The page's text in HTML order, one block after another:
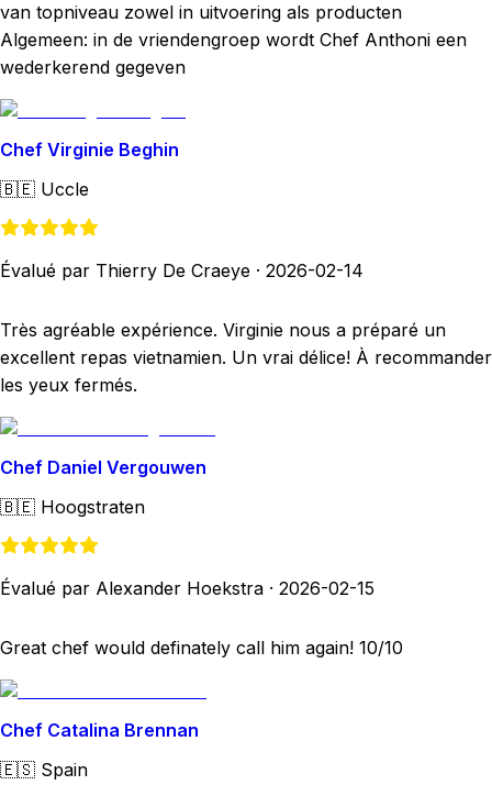
van topniveau zowel in uitvoering als producten
Algemeen: in de vriendengroep wordt Chef Anthoni een
wederkerend gegeven
Chef Virginie Beghin
🇧🇪 Uccle
Évalué par Thierry De Craeye · 2026-02-14
Très agréable expérience. Virginie nous a préparé un
excellent repas vietnamien. Un vrai délice! À recommander
les yeux fermés.
Chef Daniel Vergouwen
🇧🇪 Hoogstraten
Évalué par Alexander Hoekstra · 2026-02-15
Great chef would definately call him again! 10/10
Chef Catalina Brennan
🇪🇸 Spain